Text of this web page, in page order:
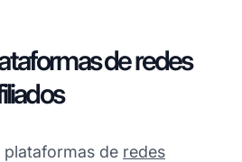
de redes
plataformas de redes